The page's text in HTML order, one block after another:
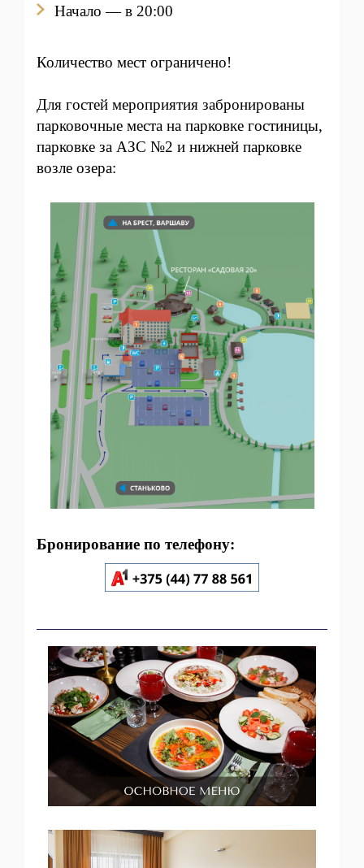
Начало — в 20:00
Количество мест ограничено!
Для гостей мероприятия забронированы
парковочные места на парковке гостиницы,
парковке за АЗС №2 и нижней парковке
возле озера:
Бронирование по телефону: